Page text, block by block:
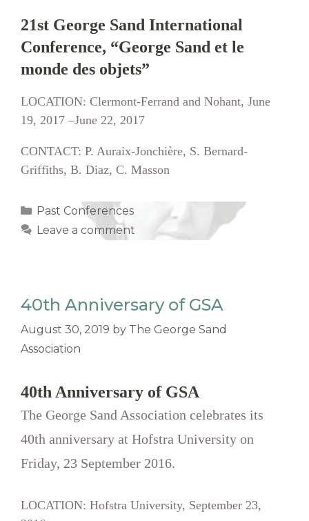
21st George Sand International
Conference, “George Sand et le
monde des objets”
LOCATION: Clermont-Ferrand and Nohant, June
19, 2017 –June 22, 2017
CONTACT: P. Auraix-Jonchière, S. Bernard-
Griffiths, B. Diaz, C. Masson
Categories
Past Conferences
Leave a comment
40th Anniversary of GSA
August 30, 2019 by The George Sand
Association
40th Anniversary of GSA
The George Sand Association celebrates its
40th anniversary at Hofstra University on
Friday, 23 September 2016.
LOCATION: Hofstra University, September 23,